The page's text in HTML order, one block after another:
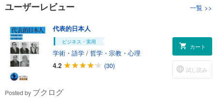
ユーザーレビュー 一覧 >>
代表的日本人
ビジネス・実用
学術・語学 / 哲学・宗教・心理
4.2
(30)
カート
試し読み
Posted by ブクログ